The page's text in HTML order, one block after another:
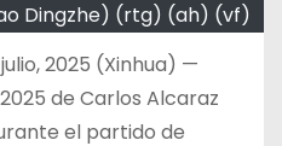
Dingzhe) (rtg) (ah) (vf)
2025 (Xinhua) —
de Carlos Alcaraz
el partido de